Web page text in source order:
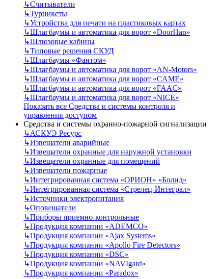
↳Считыватели
↳Турникеты
↳Устройства для печати на пластиковых картах
↳Шлагбаумы и автоматика для ворот «DoorHan»
↳Шлюзовые кабины
↳Типовые решения СКУД
↳Шлагбаумы «Фантом»
↳Шлагбаумы и автоматика для ворот «AN-Motors»
↳Шлагбаумы и автоматика для ворот «CAME»
↳Шлагбаумы и автоматика для ворот «FAAC»
↳Шлагбаумы и автоматика для ворот «NICE»
Показать все Средства и системы контроля и
управления доступом
Средства и системы охранно-пожарной сигнализации
↳АСКУЭ Ресурс
↳Извещатели аварийные
↳Извещатели охранные для наружной установки
↳Извещатели охранные для помещений
↳Извещатели пожарные
↳Интегрированная система «ОРИОН» «Болид»
↳Интегрированная система «Стрелец-Интеграл»
↳Источники электропитания
↳Оповещатели
↳Приборы приемно-контрольные
↳Продукция компании «ADEMCO»
↳Продукция компании «Ajax Systems»
↳Продукция компании «Apollo Fire Detectors»
↳Продукция компании «DSC»
↳Продукция компании «NAVIgard»
↳Продукция компании «Paradox»